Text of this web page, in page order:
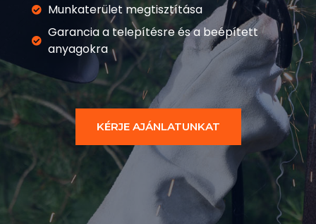
Munkaterület megtisztítása
Garancia a telepítésre és a beépített
anyagokra
KÉRJE AJÁNLATUNKAT